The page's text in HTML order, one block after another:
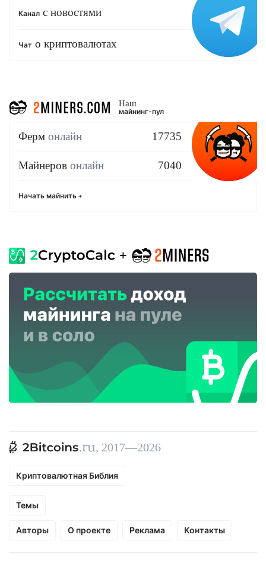
Канал с новостями
Чат о криптовалютах
Наш
майнинг-пул
Ферм онлайн 17735
Майнеров онлайн 7040
Начать майнить
, 2017—2026
Криптовалютная Библия
Темы
Авторы О проекте Реклама Контакты